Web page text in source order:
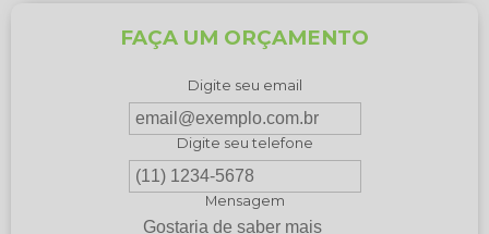
FAÇA UM ORÇAMENTO
Digite seu email
Digite seu telefone
Mensagem